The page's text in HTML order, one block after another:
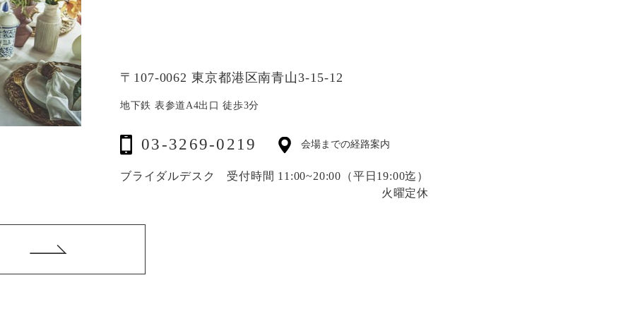
〒107-0062 東京都港区南青山3-15-12
地下鉄 表参道A4出口 徒歩3分
会場までの経路案内
03-3269-0219
ブライダルデスク 受付時間 11:00~20:00 （平日19:00迄）
火曜定休